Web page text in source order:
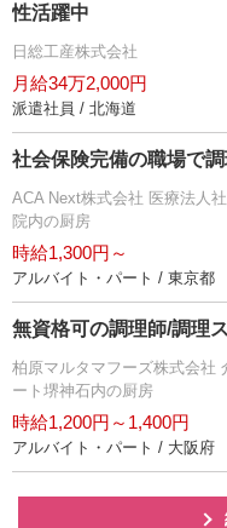
性活躍中
日総工産株式会社
月給34万2,000円
派遣社員 / 北海道
社会保険完備の職場で
ACA Next株式会社 医療法人
院内の厨房
時給1,300円～
アルバイト・パート / 東京都
無資格可の調理師/調理
柏原マルタマフーズ株式会社
ート堺神石内の厨房
時給1,200円～1,400円
アルバイト・パート / 大阪府